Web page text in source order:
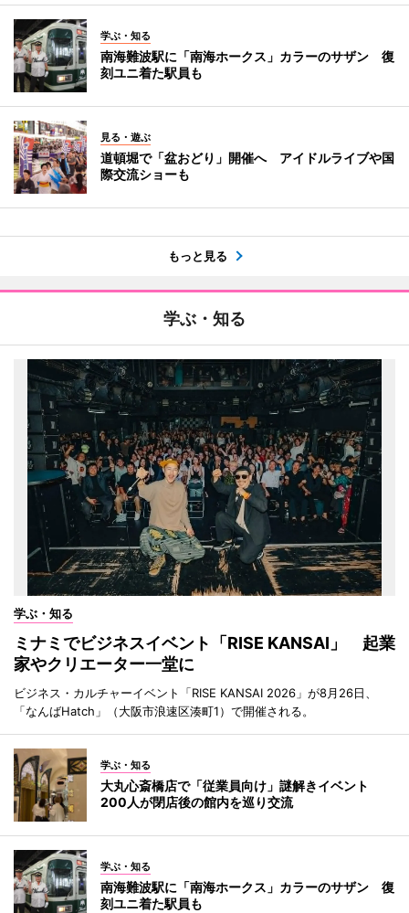
学ぶ・知る
南海難波駅に「南海ホークス」カラーのサザン 復
刻ユニ着た駅員も
見る・遊ぶ
道頓堀で「盆おどり」開催へ アイドルライブや国
際交流ショーも
もっと見る
学ぶ・知る
学ぶ・知る
ミナミでビジネスイベント「RISE KANSAI」 起業
家やクリエーター一堂に
ビジネス・カルチャーイベント「RISE KANSAI 2026」が8月26日、
「なんばHatch」（大阪市浪速区湊町1）で開催される。
学ぶ・知る
大丸心斎橋店で「従業員向け」謎解きイベント
200人が閉店後の館内を巡り交流
学ぶ・知る
南海難波駅に「南海ホークス」カラーのサザン 復
刻ユニ着た駅員も